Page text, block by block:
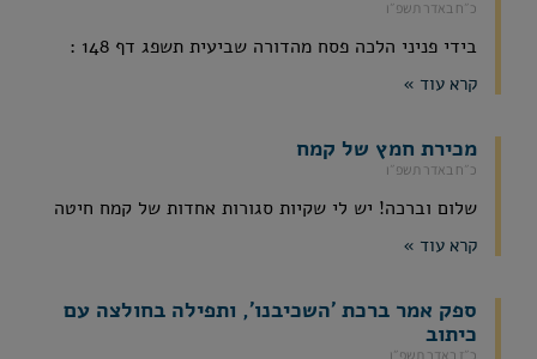
כ״ח באדר תשפ״ו
בידי פניני הלכה פסח מהדורה שביעית תשפג דף 148 :
קרא עוד »
מכירת חמץ של קמח
כ״ח באדר תשפ״ו
שלום וברכה! יש לי שקיות סגורות אחדות של קמח חיטה
קרא עוד »
ספק אמר ברכת 'השכיבנו', ותפילה בחולצה עם
כיתוב
כ״ז באדר תשפ״ו